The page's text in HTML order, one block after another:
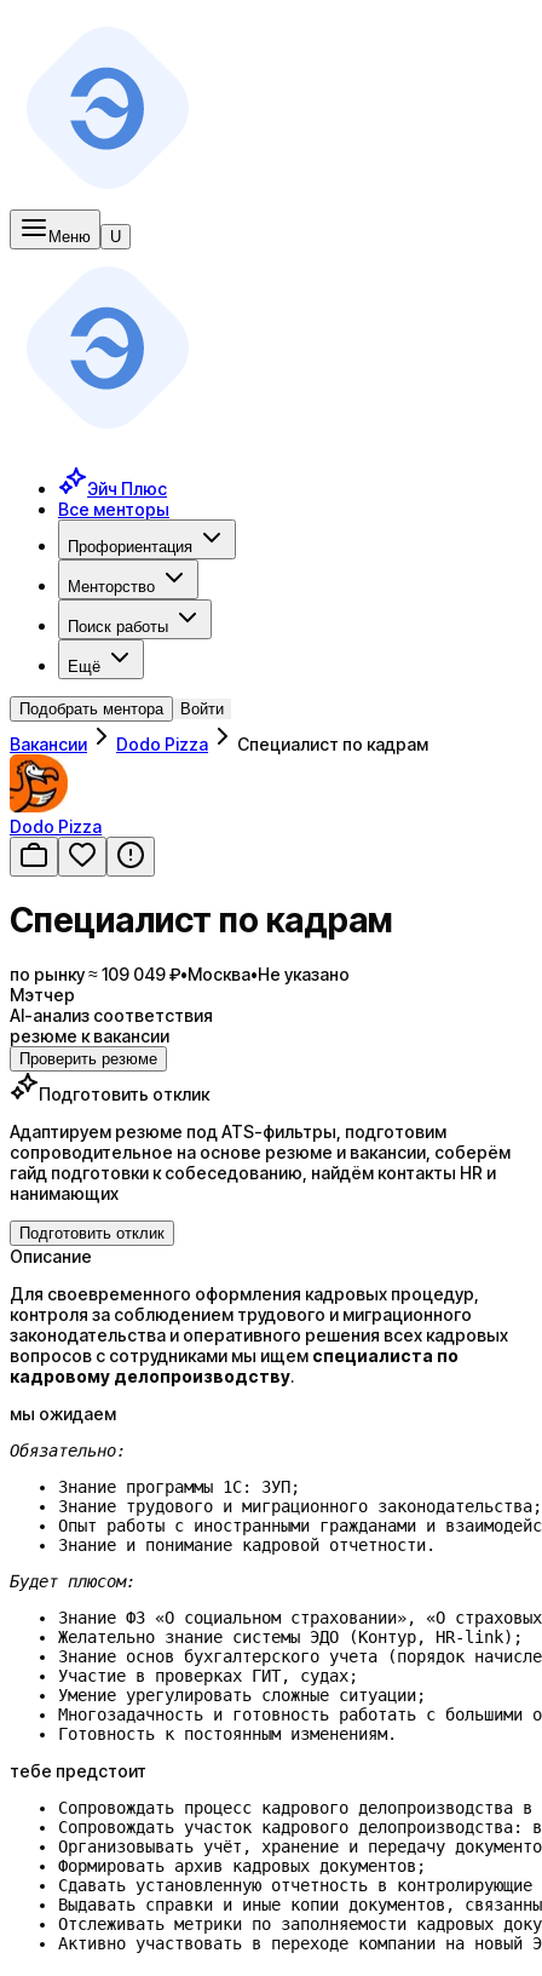
Меню U
Эйч Плюс
Все менторы
Профориентация
Менторство
Поиск работы
Ещё
Подобрать ментора Войти
Вакансии Dodo Pizza Специалист по кадрам
Dodo Pizza
Специалист по кадрам
по рынку ≈ 109 049 ₽•Москва•Не указано
Мэтчер
AI-анализ соответствия
резюме к вакансии
Проверить резюме
Подготовить отклик
Адаптируем резюме под ATS-фильтры, подготовим
сопроводительное на основе резюме и вакансии, соберём
гайд подготовки к собеседованию, найдём контакты HR и
нанимающих
Подготовить отклик
Описание
Для своевременного оформления кадровых процедур,
контроля за соблюдением трудового и миграционного
законодательства и оперативного решения всех кадровых
вопросов с сотрудниками мы ищем специалиста по
кадровому делопроизводству.
мы ожидаем
Обязательно:
Знание программы 1С: ЗУП;
Знание трудового и миграционного законодательства;
Опыт работы с иностранными гражданами и
Знание и понимание кадровой отчетности.
Будет плюсом:
Знание ФЗ «О социальном страховании», «О
Желательно знание системы ЭДО (Контур, HR-link);
Знание основ бухгалтерского учета (порядок
Участие в проверках ГИТ, судах;
Умение урегулировать сложные ситуации;
Многозадачность и готовность работать с большими
Готовность к постоянным изменениям.
тебе предстоит
Сопровождать процесс кадрового
Сопровождать участок кадрового делопроизводства:
Организовывать учёт, хранение и передачу
Формировать архив кадровых документов;
Сдавать установленную отчетность в
Выдавать справки и иные копии документов,
Отслеживать метрики по заполняемости кадровых
Активно участвовать в переходе компании на новый